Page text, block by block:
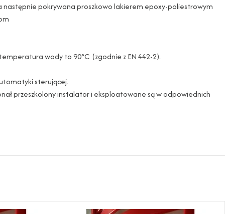
następnie pokrywana proszkowo lakierem epoxy-poliestrowym
wody to 90°C (zgodnie z EN 442-2).
sterującej.
przeszkolony instalator i eksploatowane są w odpowiednich